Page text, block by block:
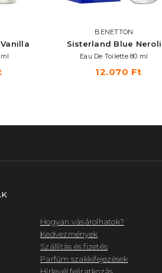
BENETTON
Sisterland Blue Neroli
Eau De Toilette 80 ml
12.070 Ft
Hogyan vásárolhatok?
Kedvezmények
Szállítás és fizetés
Parfüm szakkifejezések